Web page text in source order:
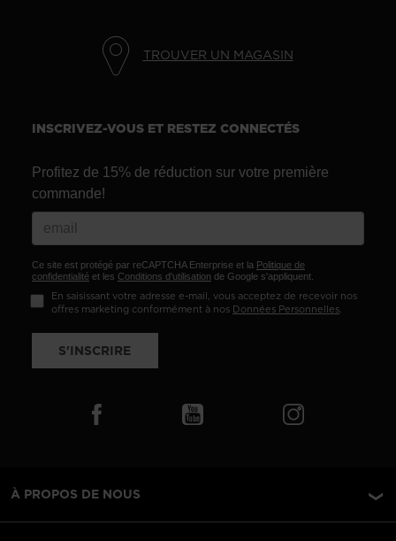
TROUVER UN MAGASIN
INSCRIVEZ-VOUS ET RESTEZ CONNECTÉS
Profitez de 15% de réduction sur votre première
commande!
Ce site est protégé par reCAPTCHA Enterprise et la Politique de
confidentialité et les Conditions d'utilisation de Google s'appliquent.
En saisissant votre adresse e-mail, vous acceptez de recevoir nos
offres marketing conformément à nos Données Personnelles.
S'INSCRIRE
À PROPOS DE NOUS